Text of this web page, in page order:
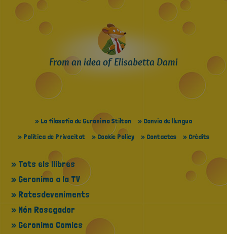
From an idea of Elisabetta Dami
» La filosofia de Geronimo Stilton
» Canvia de llengua
» Política de Privacitat
» Cookie Policy » Contactes » Crèdits
» Tots els llibres
» Geronimo a la TV
» Ratesdeveniments
» Món Rosegador
» Geronimo Comics